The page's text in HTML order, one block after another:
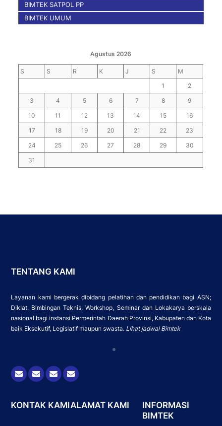
BIMTEK SATPOL PP
BIMTEK UMUM
Agustus 2026
S S R K J S
M
1
2
3
4 5 6 7 8
9
10
11 12 13 14 15
16
17
18 19 20 21 22
23
24
25 26 27 28 29
30
31
TENTANG KAMI
Layanan kami bergerak dibidang pelatihan dan pendidikan bagi ASN;
Diklat, Bimbingan Teknis, Workshop, Seminar dan Lokakarya berskala
nasional bagi instansi Permerintah Daerah Provinsi, Kabupaten dan Kota
baik Eksekutif, Legislatif maupun swasta. Lihat jadwal Bimtek
Icon Icon Icon Icon
KONTAK KAMIALAMAT KAMI
INFORMASI
BIMTEK